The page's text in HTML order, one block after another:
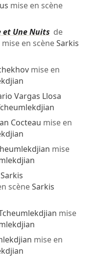
mise en scène
et Une Nuits de
mise en scèneSarkis
mise en
Vargas Llosa
Cocteau mise en
mise
Sarkis
scèneSarkis
mise
mise en